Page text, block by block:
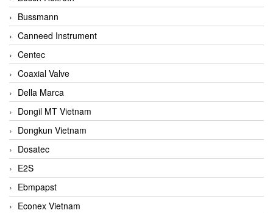
Bussmann
Canneed Instrument
Centec
Coaxial Valve
Della Marca
Dongil MT Vietnam
Dongkun Vietnam
Dosatec
E2S
Ebmpapst
Econex Vietnam